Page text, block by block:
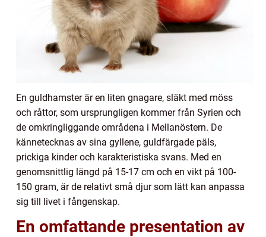
En guldhamster är en liten gnagare, släkt med möss
och råttor, som ursprungligen kommer från Syrien och
de omkringliggande områdena i Mellanöstern. De
kännetecknas av sina gyllene, guldfärgade päls,
prickiga kinder och karakteristiska svans. Med en
genomsnittlig längd på 15-17 cm och en vikt på 100-
150 gram, är de relativt små djur som lätt kan anpassa
sig till livet i fångenskap.
En omfattande presentation av